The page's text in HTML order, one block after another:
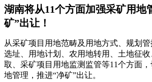
湖南将从11个方面加强采矿用地
矿”出让！
从采矿项目用地范畴及用地方式、规划
选址、用地计划、农用地转用、土地征
取、采矿项目用地监测监管等11个方面
地管理，推进“净矿”出让。